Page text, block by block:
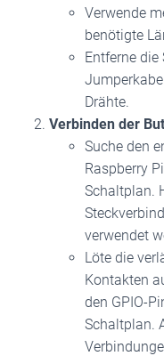
Verwende
benötigte
Entferne die
Drähte.
Verbinden der
Suche den
Raspberry
Schaltplan.
verwendet
Löte die
Kontakten
den GPIO-
Schaltplan.